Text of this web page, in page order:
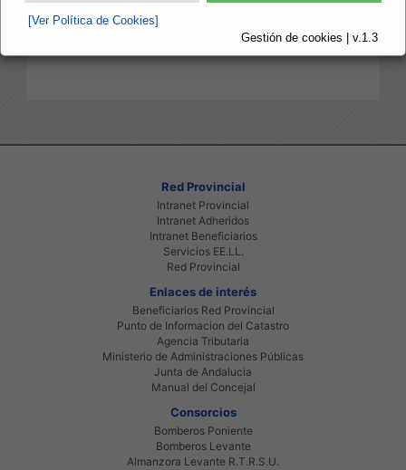
[Ver Política de Cookies]
Gestión de cookies | v.1.3
Reglamentos
Red Provincial
Intranet Provincial
Intranet Adheridos
Intranet Beneficiarios
Servicios EE.LL.
Red Provincial
Enlaces de interés
Beneficiarios Red Provincial
Punto de Informacion del Catastro
Agencia Tributaria
Ministerio de Administraciones Públicas
Junta de Andalucia
Manual del Concejal
Consorcios
Bomberos Poniente
Bomberos Levante
Almanzora Levante R.T.R.S.U.